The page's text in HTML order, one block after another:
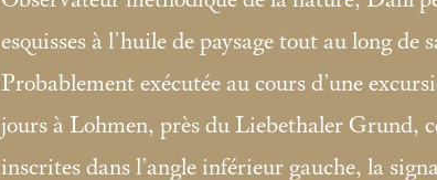
esquisses à l’huile de paysage tout au long de
Probablement exécutée au cours d’une
jours à Lohmen, près du Liebethaler Grund,
inscrites dans l’angle inférieur gauche, la